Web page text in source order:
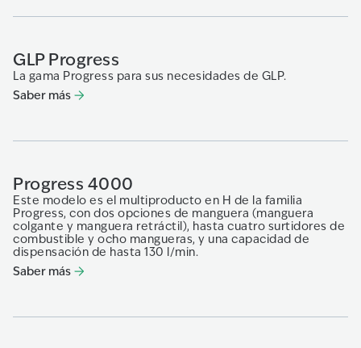
GLP Progress
La gama Progress para sus necesidades de GLP.
Saber más
Progress 4000
Este modelo es el multiproducto en H de la familia
Progress, con dos opciones de manguera (manguera
colgante y manguera retráctil), hasta cuatro surtidores de
combustible y ocho mangueras, y una capacidad de
dispensación de hasta 130 l/min.
Saber más